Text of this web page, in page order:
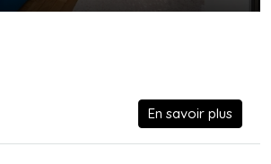
En savoir plus